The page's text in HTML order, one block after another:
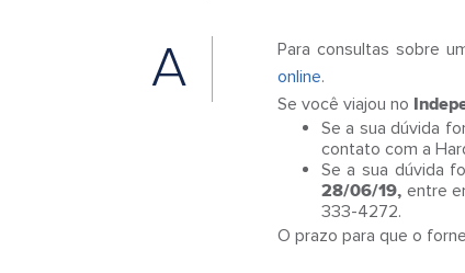
A
Para consultas sobre
online.
Se você viajou no
Se a sua dúvida
contato com a
Se a sua dúvida
28/06/19,entre
333-4272.
O prazo para que o